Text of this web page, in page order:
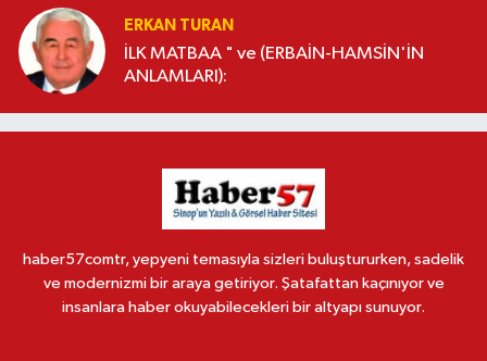
ERKAN TURAN
İLK MATBAA " ve (ERBAİN-HAMSİN'İN
ANLAMLARI):
haber57comtr, yepyeni temasıyla sizleri buluştururken, sadelik
ve modernizmi bir araya getiriyor. Şatafattan kaçınıyor ve
insanlara haber okuyabilecekleri bir altyapı sunuyor.